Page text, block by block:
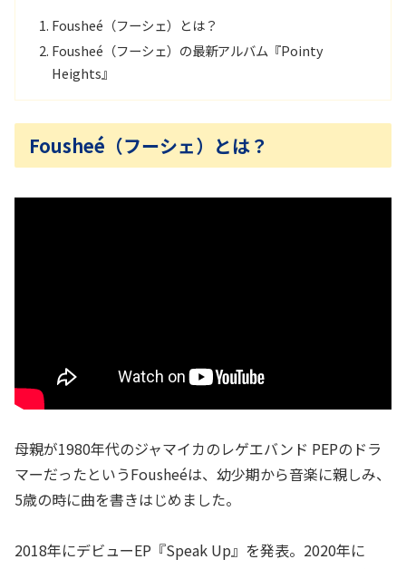
Fousheé（フーシェ）とは？
Fousheé（フーシェ）の最新アルバム『Pointy
Heights』
Fousheé（フーシェ）とは？
母親が1980年代のジャマイカのレゲエバンド PEPのドラ
マーだったというFousheéは、幼少期から音楽に親しみ、
5歳の時に曲を書きはじめました。
2018年にデビューEP『Speak Up』を発表。2020年に